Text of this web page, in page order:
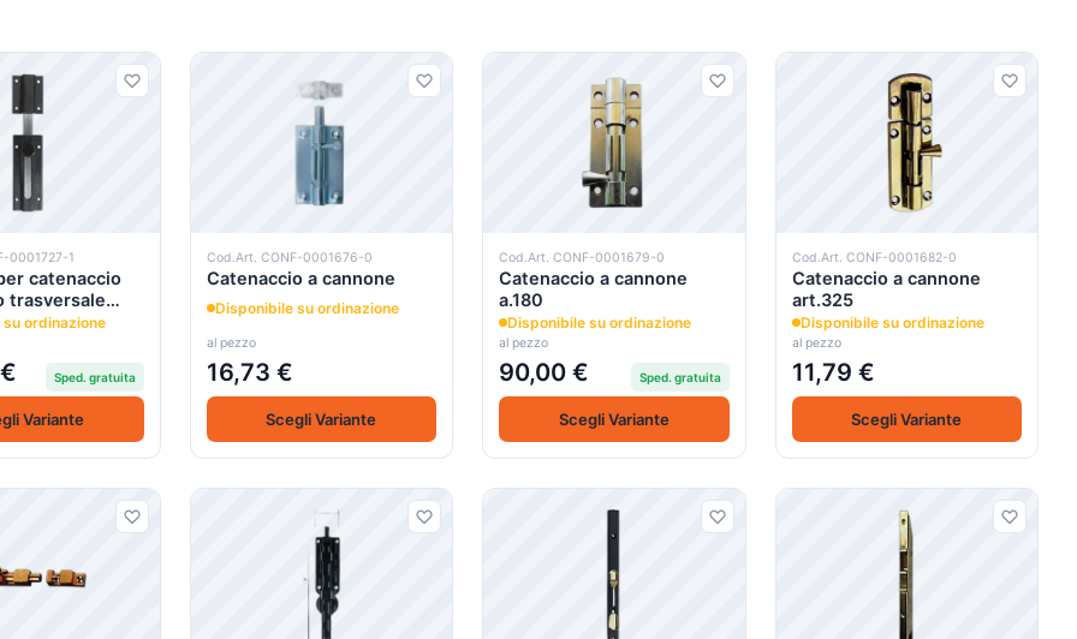
0001727-1
catenaccio
trasversale
art.215
ordinazione
Sped. gratuita
Variante
Cod.Art. CONF-0001676-0
Catenaccio a cannone
Disponibile su ordinazione
al pezzo
16,73 €
Scegli Variante
Cod.Art. CONF-0001679-0
Catenaccio a cannone
a.180
Disponibile su ordinazione
al pezzo
90,00 € Sped. gratuita
Scegli Variante
Cod.Art. CONF-0001682-0
Catenaccio a cannone
art.325
Disponibile su ordinazione
al pezzo
11,79 €
Scegli Variante